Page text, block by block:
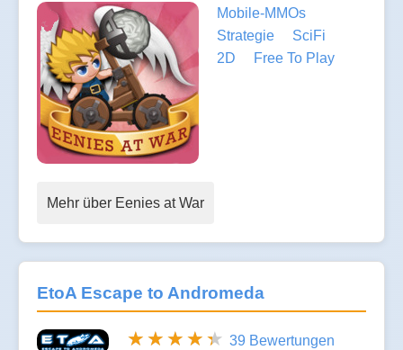
Mobile-MMOs
Strategie
SciFi
2D
Free To Play
Mehr über Eenies at War
EtoA Escape to Andromeda
39 Bewertungen